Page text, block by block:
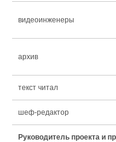
видеоинженеры
архив
текст читал
шеф-редактор
Руководитель проекта